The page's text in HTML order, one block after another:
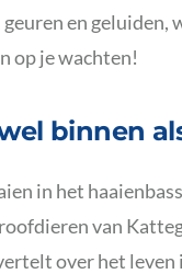
en geluiden,
op je wachten!
binnen
in het
van
over het leven